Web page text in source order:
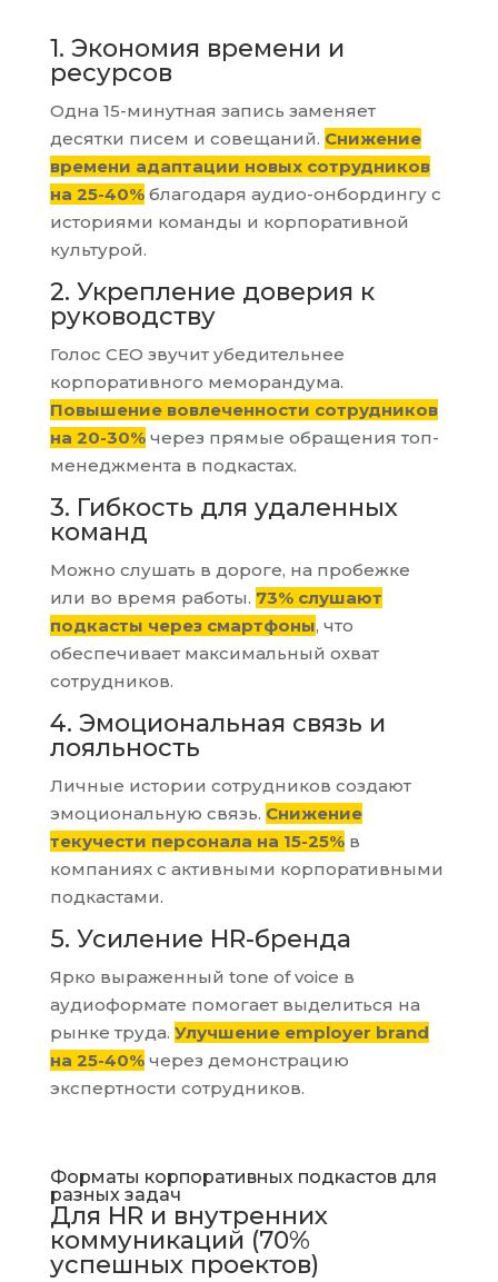
1. Экономия времени и
ресурсов
Одна 15-минутная запись заменяет
десятки писем и совещаний. Снижение
времени адаптации новых сотрудников
на 25-40%благодаря аудио-онбордингу с
историями команды и корпоративной
культурой.
2. Укрепление доверия к
руководству
Голос CEO звучит убедительнее
корпоративного меморандума.
Повышение вовлеченности сотрудников
на 20-30%через прямые обращения топ-
менеджмента в подкастах.
3. Гибкость для удаленных
команд
Можно слушать в дороге, на пробежке
или во время работы. 73% слушают
подкасты через смартфоны, что
обеспечивает максимальный охват
сотрудников.
4. Эмоциональная связь и
лояльность
Личные истории сотрудников создают
эмоциональную связь. Снижение
текучести персонала на 15-25%в
компаниях с активными корпоративными
подкастами.
5. Усиление HR-бренда
Ярко выраженный tone of voice в
аудиоформате помогает выделиться на
рынке труда. Улучшение employer brand
на 25-40%через демонстрацию
экспертности сотрудников.
Форматы корпоративных подкастов для
разных задач
Для HR и внутренних
коммуникаций (70%
успешных проектов)